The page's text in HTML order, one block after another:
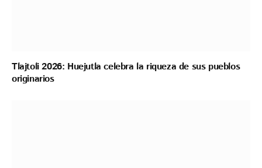
Tlajtoli 2026: Huejutla celebra la riqueza de sus pueblos
originarios